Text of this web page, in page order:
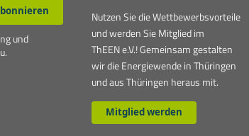
und
Nutzen Sie die Wettbewerbsvorteile
und werden Sie Mitglied im
ThEEN e.V.! Gemeinsam gestalten
wir die Energiewende in Thüringen
und aus Thüringen heraus mit.
Mitglied werden